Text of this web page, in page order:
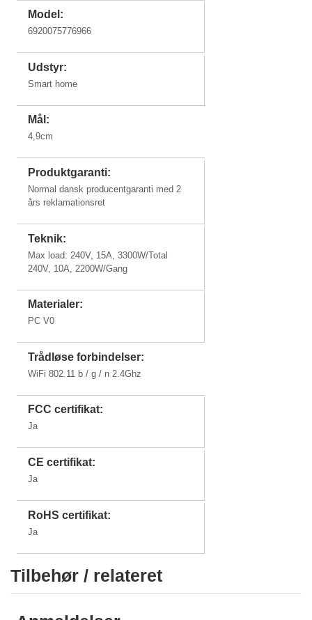
Model:
6920075776966
Udstyr:
Smart home
Mål:
4,9cm
Produktgaranti:
Normal dansk producentgaranti med 2
års reklamationsret
Teknik:
Max load: 240V, 15A, 3300W/Total
240V, 10A, 2200W/Gang
Materialer:
PC V0
Trådløse forbindelser:
WiFi 802.11 b / g / n 2.4Ghz
FCC certifikat:
Ja
CE certifikat:
Ja
RoHS certifikat:
Ja
Tilbehør / relateret